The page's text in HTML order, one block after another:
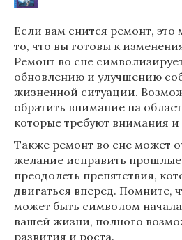
Если вам снится ремонт, это
то, что вы готовы к
Ремонт во сне
обновлению и улучшению
жизненной ситуации.
обратить внимание на
которые требуют внимания
Также ремонт во сне может
желание исправить
преодолеть препятствия,
двигаться вперед. Помните,
может быть символом начала
вашей жизни, полного
развития и роста.